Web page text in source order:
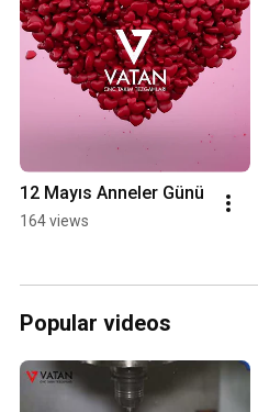
12 Mayıs Anneler Günü
164 views
Popular videos